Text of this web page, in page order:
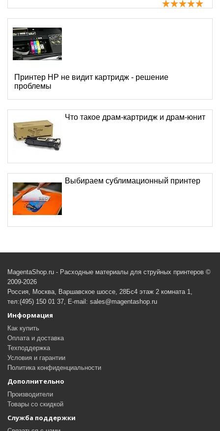
Принтер HP не видит картридж - решение
проблемы
Что такое драм-картридж и драм-юнит
Выбираем сублимационный принтер
MagentaShop.ru - Расходные материалы для струйных принтеров ©
2009-2026
Россия, Москва, Варшавское шоссе, 28Бс4 этаж 2 комната 1,
тел:(495) 150 01 37, E-mail: sales@magentashop.ru
Информация
Как купить
Оплата и доставка
Техподдержка
Условия и гарантии
Политика конфиденциальности
Дополнительно
Производители
Товары со скидкой
Служба поддержки